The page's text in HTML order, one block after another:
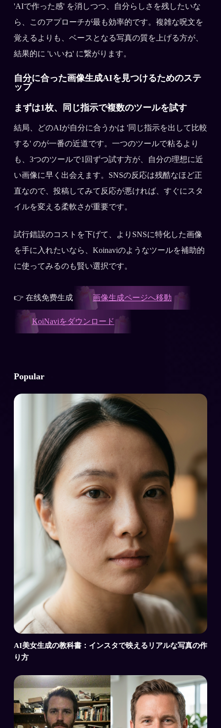
'AIで作った感' を消しつつ、自分らしさを残したいな
ら、このアプローチが最も効率的です。複雑な呪文を
覚えるよりも、ベースとなる写真の質を上げる方が、
結果的に 'いいね' に繋がります。
自分に合った画像生成AIを見つけるためのステ
ップ
まずは1枚、同じ指示で複数のツールを試す
結局、どのAIが自分に合うかは '同じ指示を出して比較
する' のが一番の近道です。一つのツールで粘るより
も、3つのツールで1回ずつ試す方が、自分の理想に近
い画像に早く出会えます。SNSの反応は残酷なほど正
直なので、投稿してみて反応が悪ければ、すぐにスタ
イルを変える柔軟さが重要です。
試行錯誤のコストを下げて、よりSNSに特化した画像
を手に入れたいなら、Koinaviのようなツールを補助的
に使ってみるのも賢い選択です。
👉 在线免费生成 画像生成ページへ移動
KoiNaviをダウンロード
Popular
AI美女生成の教科書：インスタで映えるリアルな写真の作
り方